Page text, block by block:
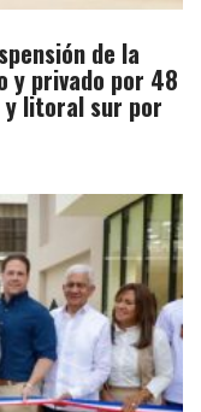
de la
y privado por 48
y litoral sur por